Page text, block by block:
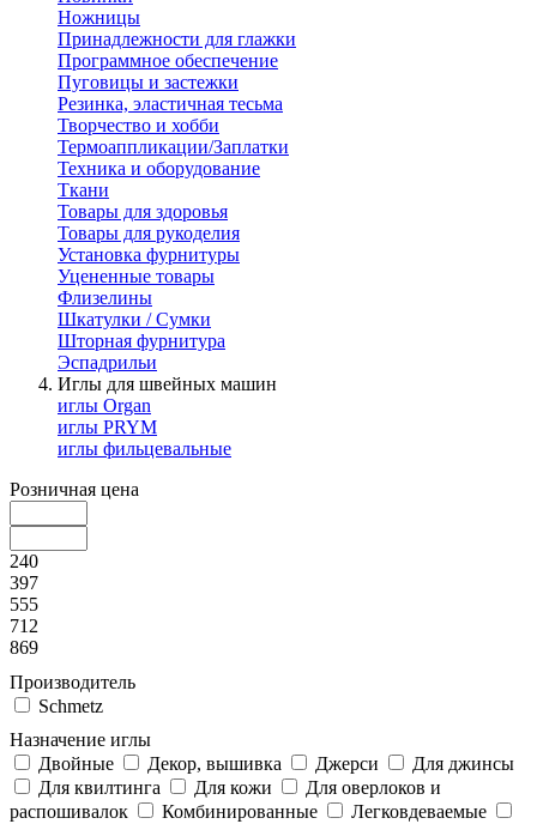
Ножницы
Принадлежности для глажки
Программное обеспечение
Пуговицы и застежки
Резинка, эластичная тесьма
Творчество и хобби
Термоаппликации/Заплатки
Техника и оборудование
Ткани
Товары для здоровья
Товары для рукоделия
Установка фурнитуры
Уцененные товары
Флизелины
Шкатулки / Сумки
Шторная фурнитура
Эспадрильи
Иглы для швейных машин
иглы Organ
иглы PRYM
иглы фильцевальные
Розничная цена
240
397
555
712
869
Производитель
Schmetz
Назначение иглы
Двойные
Декор, вышивка Джерси
Для джинсы
Для квилтинга
Для кожи
Для оверлоков и
распошивалок
Комбинированные
Легковдеваемые